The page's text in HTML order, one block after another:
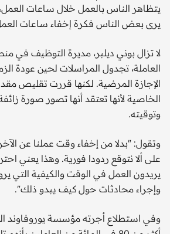
يتظاهر الناس بالعمل خلال ساعات
يرى بعض الناس فكرة إخفاء ساعات
لا تزال بوني ديلبر، مديرة التوظيف في
العاملة، تجدول المراسلات لحين عودة
الإجازة المرضية. لكنها قررت تقليص
الخاصية لأنها تعتقد أنها تصور صورة
وتوقيته.
وتقول: "بدلا من إخفاء وقت عملنا عن
على ألا نتوقع ردودا فورية. وهذا يعني
يريدون العمل في الوقت والكيفية التي
وإجراء محادثات حول كيف يبدو ذلك".
وفي استطلاع أجرته مؤسسة يوروفاوند